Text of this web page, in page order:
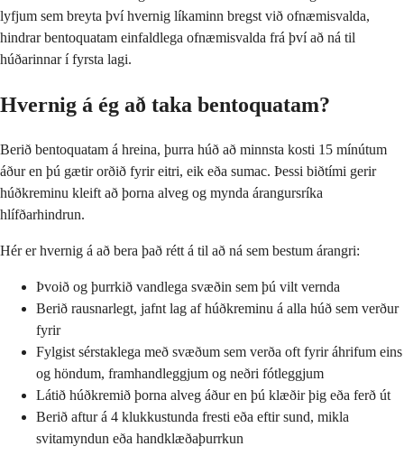
lyfjum sem breyta því hvernig líkaminn bregst við ofnæmisvalda,
hindrar bentoquatam einfaldlega ofnæmisvalda frá því að ná til
húðarinnar í fyrsta lagi.
Hvernig á ég að taka bentoquatam?
Berið bentoquatam á hreina, þurra húð að minnsta kosti 15 mínútum
áður en þú gætir orðið fyrir eitri, eik eða sumac. Þessi biðtími gerir
húðkreminu kleift að þorna alveg og mynda árangursríka
hlífðarhindrun.
Hér er hvernig á að bera það rétt á til að ná sem bestum árangri:
Þvoið og þurrkið vandlega svæðin sem þú vilt vernda
Berið rausnarlegt, jafnt lag af húðkreminu á alla húð sem verður
fyrir
Fylgist sérstaklega með svæðum sem verða oft fyrir áhrifum eins
og höndum, framhandleggjum og neðri fótleggjum
Látið húðkremið þorna alveg áður en þú klæðir þig eða ferð út
Berið aftur á 4 klukkustunda fresti eða eftir sund, mikla
svitamyndun eða handklæðaþurrkun